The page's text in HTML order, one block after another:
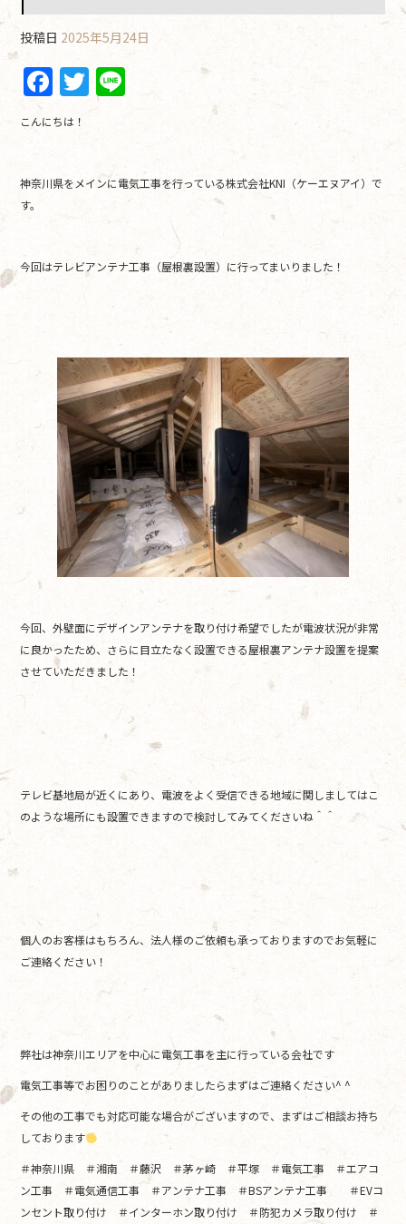
投稿日 2025年5月24日
F
a
c
e
b
o
k
T
w
er
こんにちは！
神奈川県をメインに電気工事を行っている株式会社KNI（ケーエヌアイ）で
す。
今回はテレビアンテナ工事（屋根裏設置）に行ってまいりました！
今回、外壁面にデザインアンテナを取り付け希望でしたが電波状況が非常
に良かったため、さらに目立たなく設置できる屋根裏アンテナ設置を提案
させていただきました！
テレビ基地局が近くにあり、電波をよく受信できる地域に関しましてはこ
のような場所にも設置できますので検討してみてくださいね＾＾
個人のお客様はもちろん、法人様のご依頼も承っておりますのでお気軽に
ご連絡ください！
弊社は神奈川エリアを中心に電気工事を主に行っている会社です
電気工事等でお困りのことがありましたらまずはご連絡ください^ ^
その他の工事でも対応可能な場合がございますので、まずはご相談お持ち
しております
＃神奈川県 ＃湘南 ＃藤沢 ＃茅ヶ崎 ＃平塚 ＃電気工事 ＃エアコ
ン工事 ＃電気通信工事 ＃アンテナ工事 ＃BSアンテナ工事 ＃EVコ
ンセント取り付け ＃インターホン取り付け ＃防犯カメラ取り付け ＃